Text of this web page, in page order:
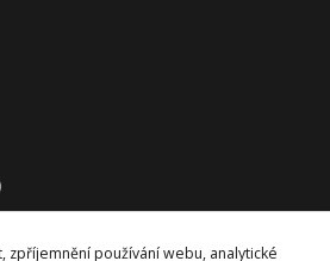
zpříjemnění používání webu, analytické